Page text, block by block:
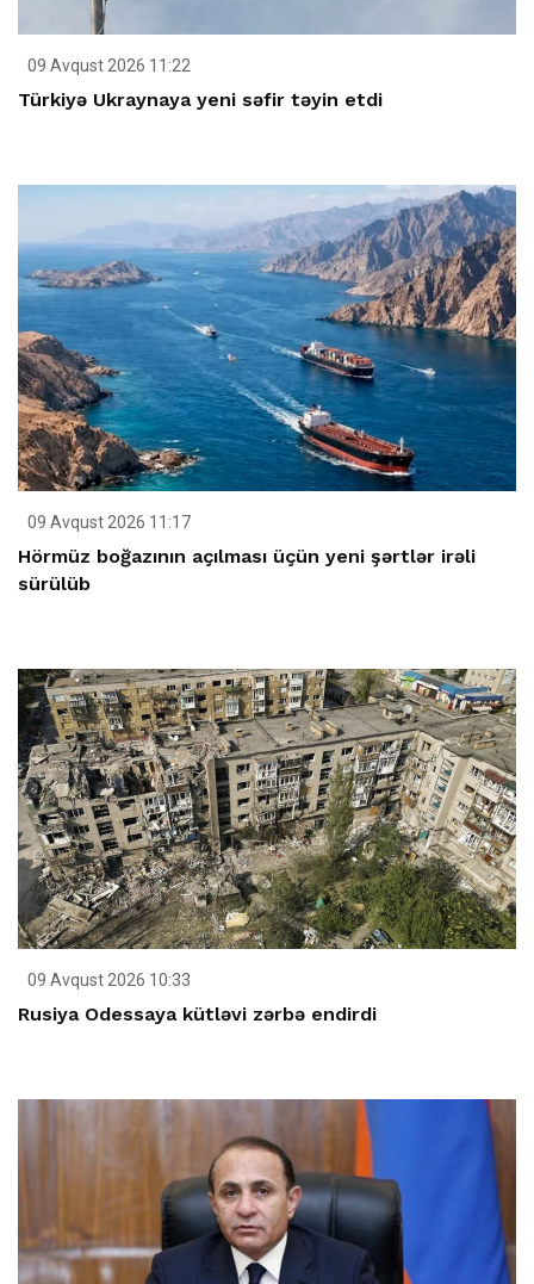
09 Avqust 2026 11:22
Türkiyə Ukraynaya yeni səfir təyin etdi
09 Avqust 2026 11:17
Hörmüz boğazının açılması üçün yeni şərtlər irəli
sürülüb
09 Avqust 2026 10:33
Rusiya Odessaya kütləvi zərbə endirdi